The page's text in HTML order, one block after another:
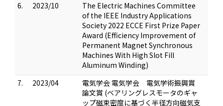
6.
2023/10
The Electric Machines Committee
of the IEEE Industry Applications
Society 2022 ECCE First Prize Paper
Award (Efficiency Improvement of
Permanent Magnet Synchronous
Machines With High Slot Fill
Aluminum Winding)
7.
2023/04
電気学会 電気学会 電気学術振興賞
論文賞 (ベアリングレスモータのギャ
ップ磁束密度に基づく半径方向磁気支